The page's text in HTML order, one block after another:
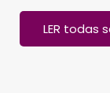
LER todas